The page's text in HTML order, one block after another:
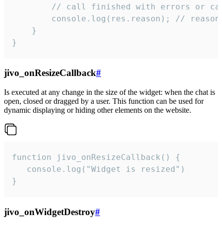
// call finished with errors or
console.log(res.reason); //
    }
}
jivo_onResizeCallback#
Is executed at any change in the size of the widget: when the chat is
open, closed or dragged by a user. This function can be used for
dynamic displaying or hiding other elements on the website.
function jivo_onResizeCallback() {
   console.log("Widget is resized")
}
jivo_onWidgetDestroy#